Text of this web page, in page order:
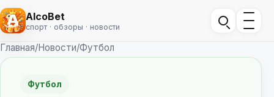
AlcoBet
спорт · обзоры · новости
Главная/Новости/Футбол
Футбол